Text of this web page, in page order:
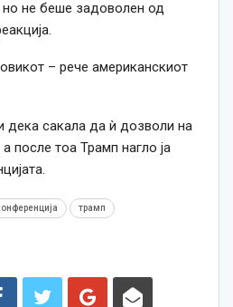
но не беше задоволен од
– рече американскиот
дека сакала да ѝ дозволи на
после тоа Трамп нагло ја
трамп